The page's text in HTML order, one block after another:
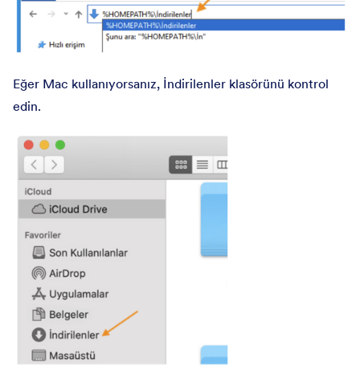
Eğer Mac kullanıyorsanız, İndirilenler klasörünü kontrol
edin.